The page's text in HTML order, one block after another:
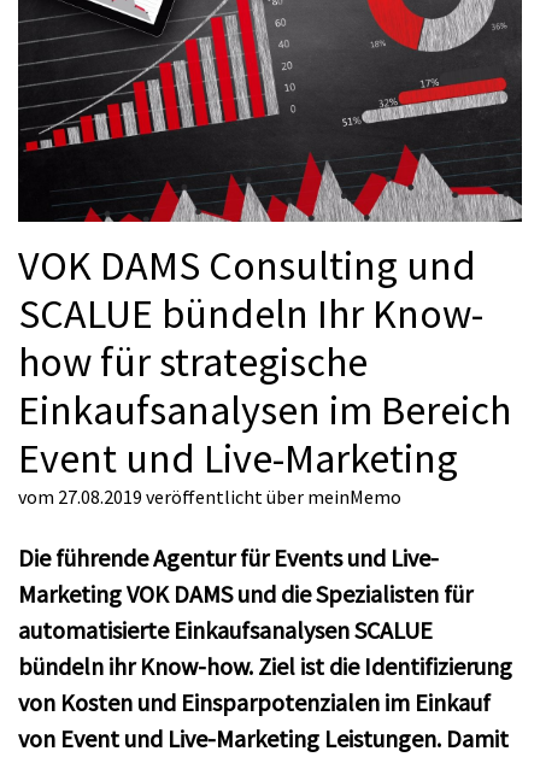
VOK DAMS Consulting und
SCALUE bündeln Ihr Know-
how für strategische
Einkaufsanalysen im Bereich
Event und Live-Marketing
vom 27.08.2019 veröffentlicht über meinMemo
Die führende Agentur für Events und Live-
Marketing VOK DAMS und die Spezialisten für
automatisierte Einkaufsanalysen SCALUE
bündeln ihr Know-how. Ziel ist die Identifizierung
von Kosten und Einsparpotenzialen im Einkauf
von Event und Live-Marketing Leistungen. Damit